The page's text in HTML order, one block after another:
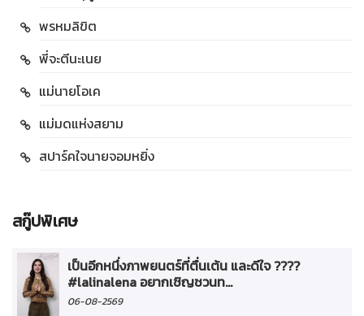
พรหมลิขิต
พี่จะตีนะเนย
แม่นายโอเค
แม่มดแห่งสยาม
สปาร์คใจนายจอมหยิ่ง
สกู๊ปพิเศษ
เป็นอีกหนึ่งภาพยนตร์ที่ตื่นเต้น และดีใจ ????
#lalinalena อยากเชิญชวนท...
06-08-2569